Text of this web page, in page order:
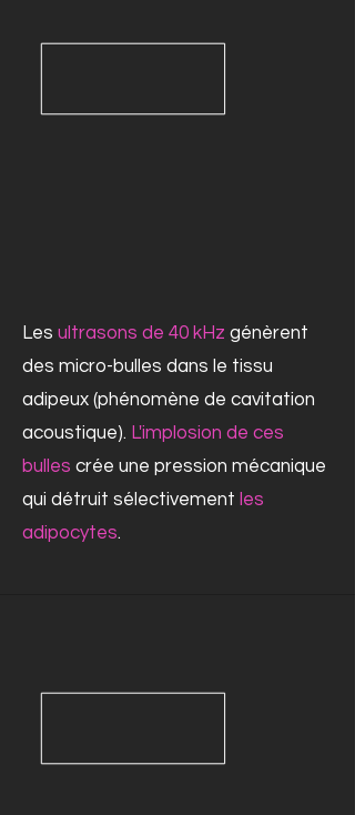
Les ultrasons de 40 kHz génèrent
des micro-bulles dans le tissu
adipeux (phénomène de cavitation
acoustique). L'implosion de ces
bulles crée une pression mécanique
qui détruit sélectivement les
adipocytes.